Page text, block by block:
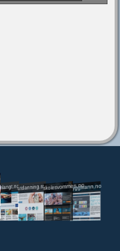
utdanning.svomming.no
skolesvommen.notryggivann.no